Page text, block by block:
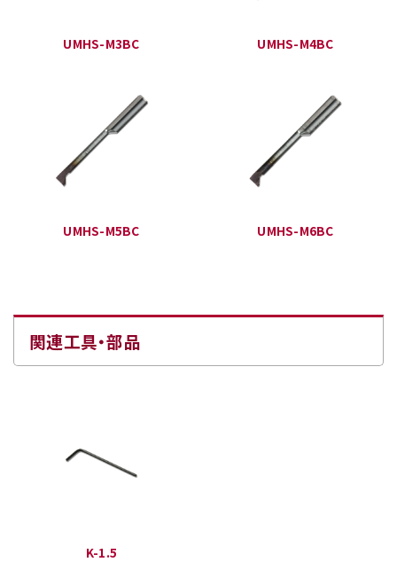
UMHS-M3BC UMHS-M4BC
UMHS-M5BC UMHS-M6BC
関連工具・部品
K-1.5